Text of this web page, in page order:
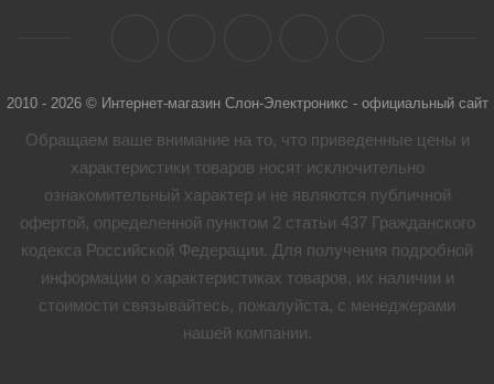
2010 - 2026 © Интернет-магазин Слон-Электроникс - официальный сайт
Обращаем ваше внимание на то, что приведенные цены и
характеристики товaров носят исключительно
ознакомительный характер и не являются публичной
офертой, определенной пунктом 2 статьи 437 Гражданского
кодекса Российской Федерации. Для получения подробной
информации о характеристиках товaров, их наличии и
стоимости связывайтесь, пожалуйста, с менеджерами
нашей компании.